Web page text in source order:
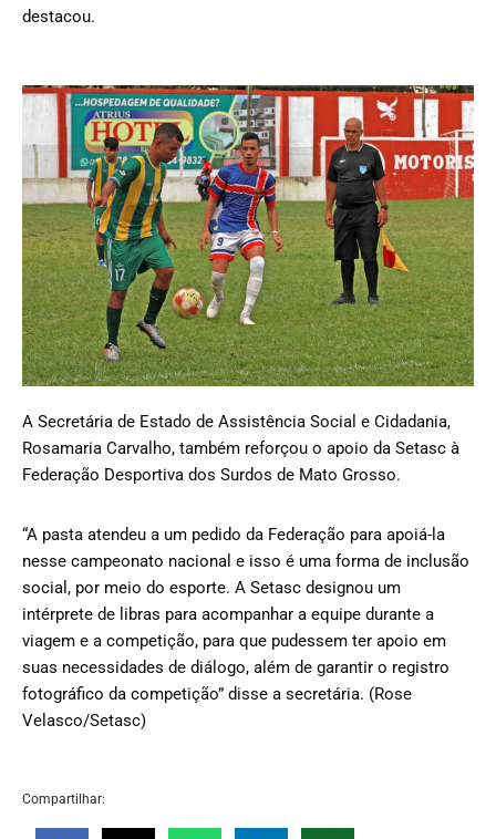
destacou.
A Secretária de Estado de Assistência Social e Cidadania,
Rosamaria Carvalho, também reforçou o apoio da Setasc à
Federação Desportiva dos Surdos de Mato Grosso.
“A pasta atendeu a um pedido da Federação para apoiá-la
nesse campeonato nacional e isso é uma forma de inclusão
social, por meio do esporte. A Setasc designou um
intérprete de libras para acompanhar a equipe durante a
viagem e a competição, para que pudessem ter apoio em
suas necessidades de diálogo, além de garantir o registro
fotográfico da competição” disse a secretária. (Rose
Velasco/Setasc)
Compartilhar: